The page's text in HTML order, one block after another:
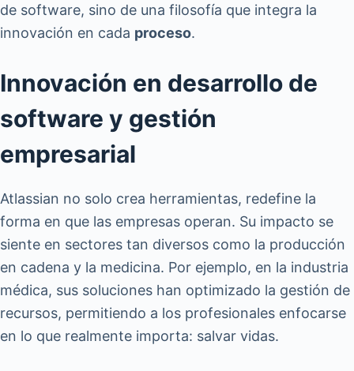
de software, sino de una filosofía que integra la
innovación en cada proceso.
Innovación en desarrollo de
software y gestión
empresarial
Atlassian no solo crea herramientas, redefine la
forma en que las empresas operan. Su impacto se
siente en sectores tan diversos como la producción
en cadena y la medicina. Por ejemplo, en la industria
médica, sus soluciones han optimizado la gestión de
recursos, permitiendo a los profesionales enfocarse
en lo que realmente importa: salvar vidas.